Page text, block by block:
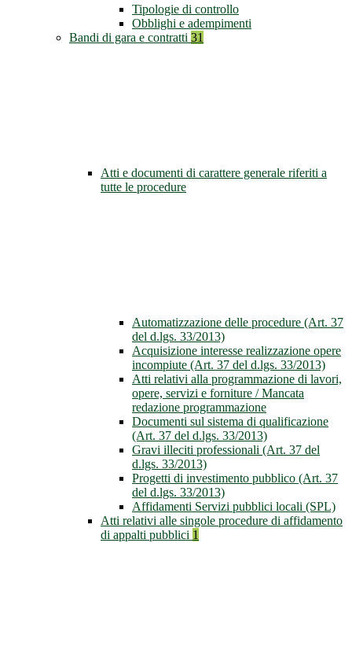
Tipologie di controllo
Obblighi e adempimenti
Bandi di gara e contratti 31
Atti e documenti di carattere generale riferiti a
tutte le procedure
Automatizzazione delle procedure (Art. 37
del d.lgs. 33/2013)
Acquisizione interesse realizzazione opere
incompiute (Art. 37 del d.lgs. 33/2013)
Atti relativi alla programmazione di lavori,
opere, servizi e forniture / Mancata
redazione programmazione
Documenti sul sistema di qualificazione
(Art. 37 del d.lgs. 33/2013)
Gravi illeciti professionali (Art. 37 del
d.lgs. 33/2013)
Progetti di investimento pubblico (Art. 37
del d.lgs. 33/2013)
Affidamenti Servizi pubblici locali (SPL)
Atti relativi alle singole procedure di affidamento
di appalti pubblici 1